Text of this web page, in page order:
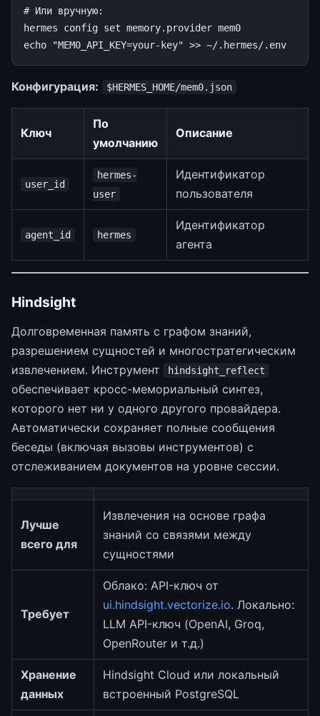
# Или вручную:
hermes
config set memory.provider
echo
"MEM0_API_KEY=your-key" >>
Конфигурация: $HERMES_HOME/mem0.json
Ключ
По
умолчанию
Описание
user_id
hermes-
user
Идентификатор
пользователя
agent_id hermes
Идентификатор
агента
Hindsight
Долговременная память с графом знаний,
разрешением сущностей и многостратегическим
извлечением. Инструмент
hindsight_reflect
обеспечивает кросс-мемориальный синтез,
которого нет ни у одного другого провайдера.
Автоматически сохраняет полные сообщения
беседы (включая вызовы инструментов) с
отслеживанием документов на уровне сессии.
Лучше
всего для
Извлечения на основе графа
знаний со связями между
сущностями
Требует
Облако: API-ключ от
ui.hindsight.vectorize.io. Локально:
LLM API-ключ (OpenAI, Groq,
OpenRouter и т.д.)
Хранение
данных
Hindsight Cloud или локальный
встроенный PostgreSQL